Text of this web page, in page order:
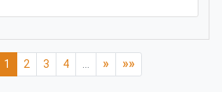
1 2 3 4 » »»